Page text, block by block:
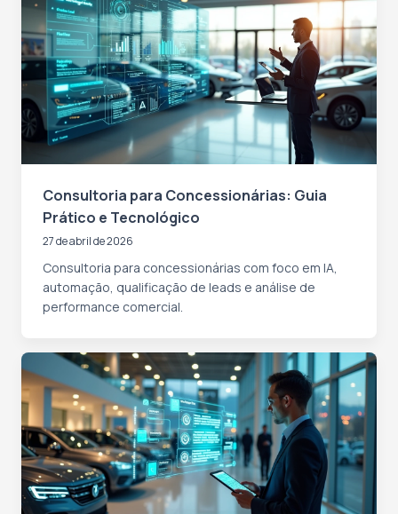
Consultoria para Concessionárias: Guia
Prático e Tecnológico
27 de abril de 2026
Consultoria para concessionárias com foco em IA,
automação, qualificação de leads e análise de
performance comercial.